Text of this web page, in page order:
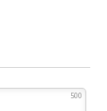
500